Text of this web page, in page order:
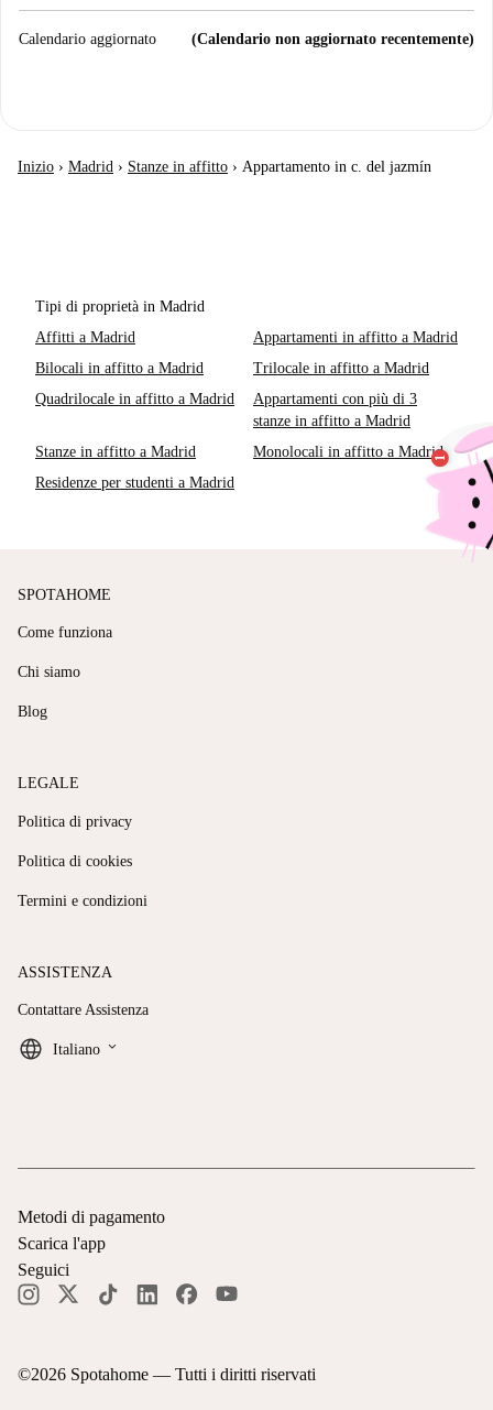
Calendario aggiornato (Calendario non aggiornato recentemente)
Inizio › Madrid › Stanze in affitto › Appartamento in c. del jazmín
Tipi di proprietà in Madrid
Affitti a Madrid
Appartamenti in affitto a Madrid
Bilocali in affitto a Madrid
Trilocale in affitto a Madrid
Quadrilocale in affitto a Madrid
Appartamenti con più di 3
stanze in affitto a Madrid
Stanze in affitto a Madrid
Monolocali in affitto a Madrid
Residenze per studenti a Madrid
SPOTAHOME
Come funziona
Chi siamo
Blog
LEGALE
Politica di privacy
Politica di cookies
Termini e condizioni
ASSISTENZA
Contattare Assistenza
Italiano keyboard_arrow_down
©2026 Spotahome — Tutti i diritti riservati
Metodi di pagamento
Scarica l'app
Seguici